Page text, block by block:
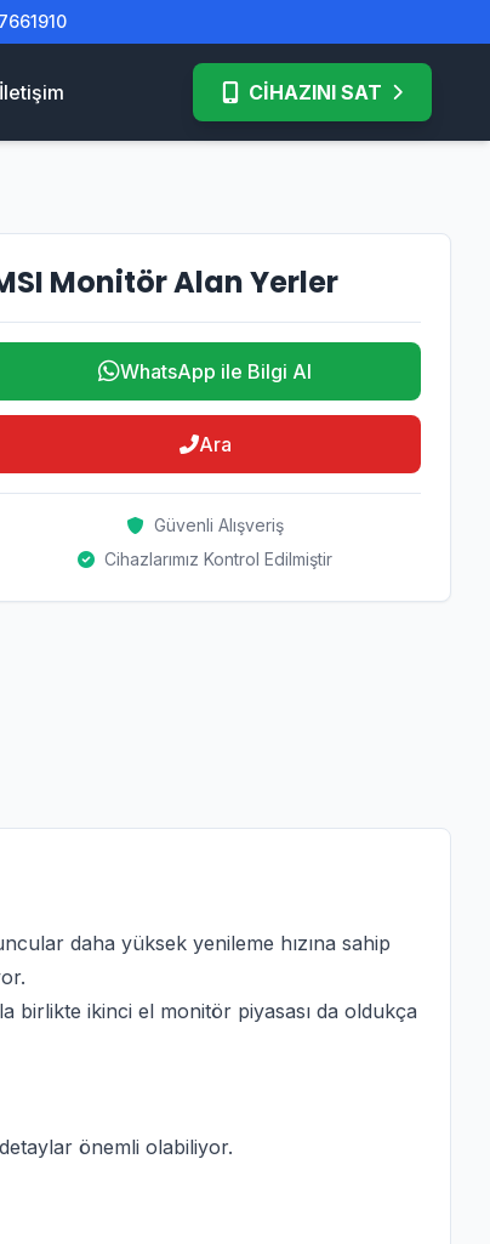
İletişim CİHAZINI SAT
Monitör Alan Yerler
WhatsApp ile Bilgi Al
Ara
Güvenli Alışveriş
Cihazlarımız Kontrol Edilmiştir
daha yüksek yenileme hızına sahip
birlikte ikinci el monitör piyasası da oldukça
önemli olabiliyor.